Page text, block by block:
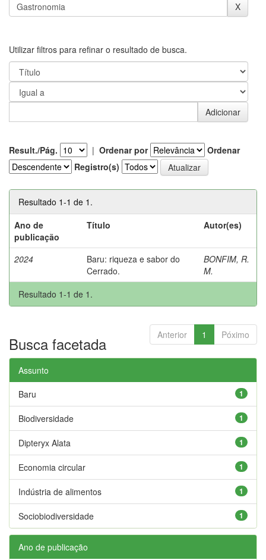
Utilizar filtros para refinar o resultado de busca.
Result./Pág. | Ordenar por
Ordenar
Registro(s)
Resultado 1-1 de 1.
Ano de
publicação
Título Autor(es)
2024
Baru: riqueza e sabor do
Cerrado.
BONFIM, R.
M.
Resultado 1-1 de 1.
Anterior 1 Póximo
Busca facetada
Assunto
1
Baru
1
Biodiversidade
1
Dipteryx Alata
1
Economia circular
1
Indústria de alimentos
1
Sociobiodiversidade
Ano de publicação